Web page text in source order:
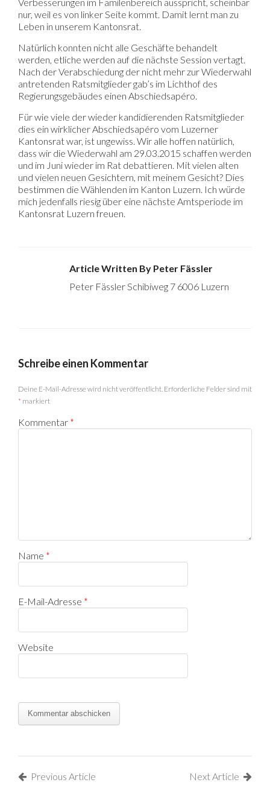
Verbesserungen im Familenbereich ausspricht, scheinbar
nur, weil es von linker Seite kommt. Damit lernt man zu
Leben in unserem Kantonsrat.
Natürlich konnten nicht alle Geschäfte behandelt
werden, etliche werden auf die nächste Session vertagt.
Nach der Verabschiedung der nicht mehr zur Wiederwahl
antretenden Ratsmitglieder gab’s im Lichthof des
Regierungsgebäudes einen Abschiedsapéro.
Für wie viele der wieder kandidierenden Ratsmitglieder
dies ein wirklicher Abschiedsapéro vom Luzerner
Kantonsrat war, ist ungewiss. Wir alle hoffen natürlich,
dass wir die Wiederwahl am 29.03.2015 schaffen werden
und im Juni wieder im Rat debattieren. Mit vielen alten
und vielen neuen Gesichtern, mit meinem Gesicht? Dies
bestimmen die Wählenden im Kanton Luzern. Ich würde
mich jedenfalls riesig über eine nächste Amtsperiode im
Kantonsrat Luzern freuen.
Article Written By Peter Fässler
Peter Fässler Schibiweg 7 6006 Luzern
Schreibe einen Kommentar
Deine E-Mail-Adresse wird nicht veröffentlicht. Erforderliche Felder sind mit
* markiert
Kommentar *
Name *
E-Mail-Adresse *
Website
Previous Article Next Article